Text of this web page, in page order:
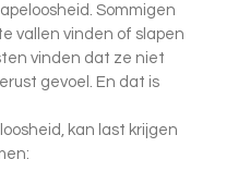
Sommigen
vallen vinden of slapen
vinden dat ze niet
gevoel. En dat is
kan last krijgen